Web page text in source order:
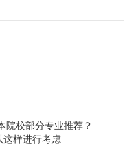
院校部分专业推荐？
这样进行考虑